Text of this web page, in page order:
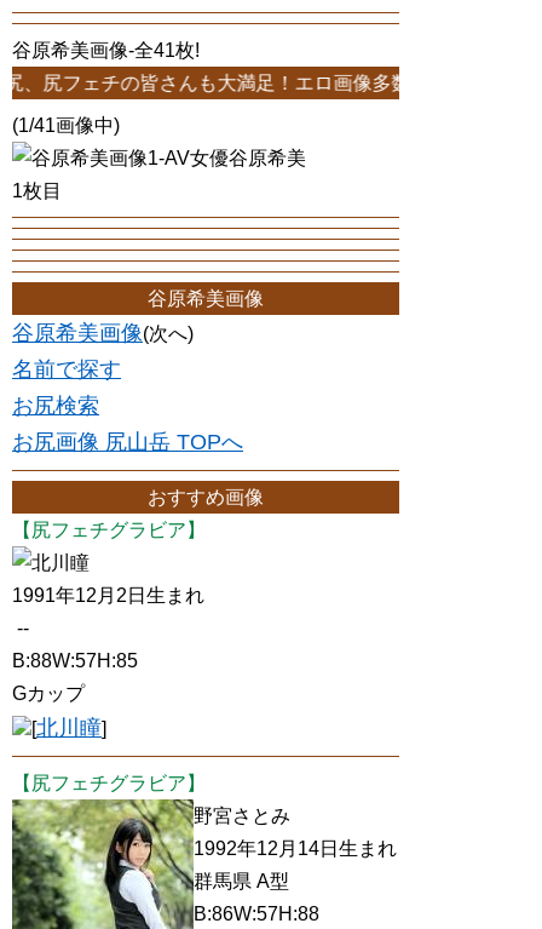
谷原希美画像-全41枚!
チの皆さんも大満足！エロ画像多数！41枚中1ページ-谷
(1/41画像中)
1枚目
谷原希美画像
谷原希美画像(次へ)
名前で探す
お尻検索
お尻画像 尻山岳 TOPへ
おすすめ画像
【尻フェチグラビア】
北川瞳
1991年12月2日生まれ
--
B:88W:57H:85
Gカップ
[北川瞳]
【尻フェチグラビア】
野宮さとみ
1992年12月14日生まれ
群馬県 A型
B:86W:57H:88